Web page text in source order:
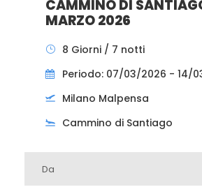
CAMMINO DI
MARZO 2026
8 Giorni / 7 notti
Periodo: 07/03/2026 - 14/
Milano Malpensa
Cammino di Santiago
Da